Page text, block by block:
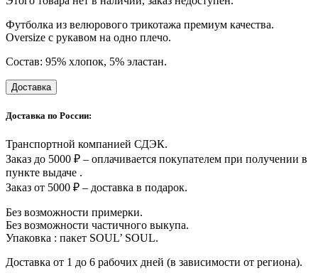
Футболка из велюрового трикотажа премиум качества.
Oversize с рукавом на одно плечо.
Состав: 95% хлопок, 5% эластан.
Доставка
Доставка по России:
Транспортной компанией СДЭК.
Заказ до 5000 ₽ – оплачивается покупателем при получении в
пункте выдаче .
Заказ от 5000 ₽ – доставка в подарок.
Без возможности примерки.
Без возможности частичного выкупа.
Упаковка : пакет SOUL’ SOUL.
Доставка от 1 до 6 рабочих дней (в зависимости от региона).